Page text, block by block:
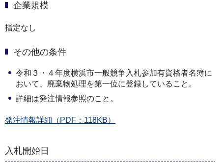
企業規模
指定なし
その他の条件
令和３・４年度横浜市一般競争入札参加有資格者名簿に
おいて、廃棄物処理を第一位に登録していること。
詳細は発注情報参照のこと。
発注情報詳細（PDF：118KB）
入札開始日